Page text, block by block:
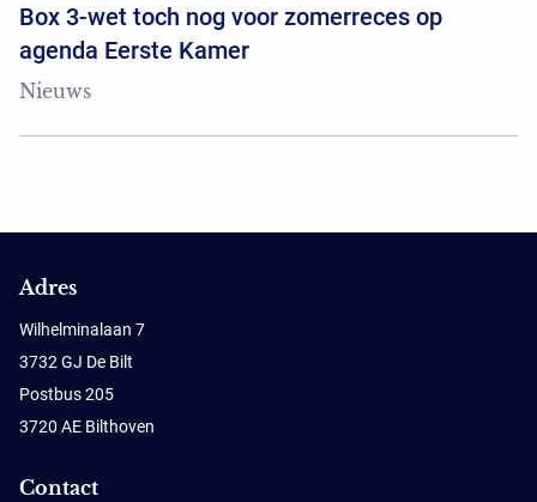
Box 3-wet toch nog voor zomerreces op
agenda Eerste Kamer
Nieuws
Adres
Wilhelminalaan 7
3732 GJ De Bilt
Postbus 205
3720 AE Bilthoven
Contact